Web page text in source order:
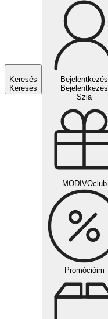
Keresés
Keresés
Bejelentkezés
Bejelentkezés
Szia
MODIVOclub
Promócióim